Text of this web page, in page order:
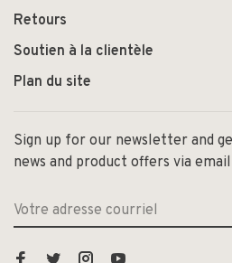
Retours
Soutien à la clientèle
Plan du site
Sign up for our newsletter and
news and product offers via email